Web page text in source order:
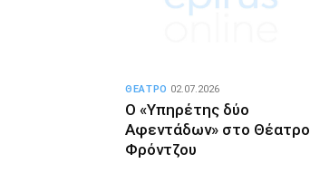
Ο «Υπηρέτης δύο
Αφεντάδων» στο Θέατρο
Φρόντζου
ΘΕΑΤΡΟ 02.07.2026